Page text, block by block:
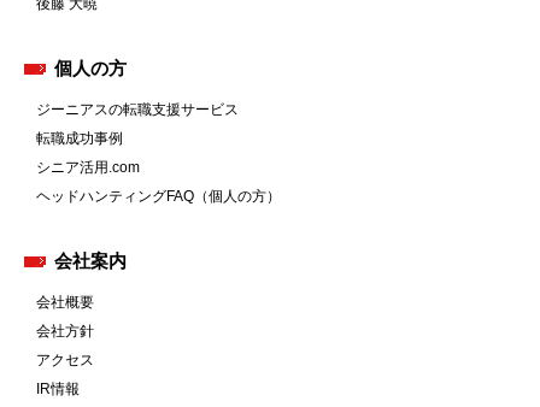
後藤 大暁
個人の方
ジーニアスの転職支援サービス
転職成功事例
シニア活用.com
ヘッドハンティングFAQ（個人の方）
会社案内
会社概要
会社方針
アクセス
IR情報